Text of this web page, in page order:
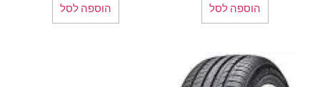
הוספה לסל הוספה לסל